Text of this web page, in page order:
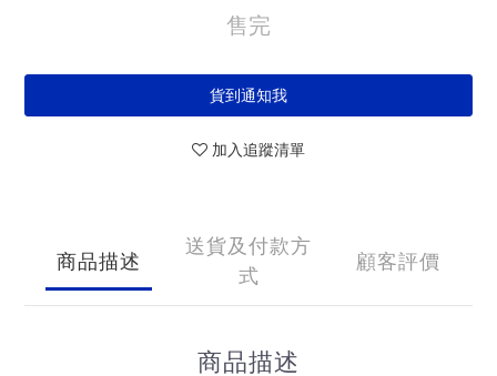
售完
貨到通知我
加入追蹤清單
商品描述
送貨及付款方
式
顧客評價
商品描述